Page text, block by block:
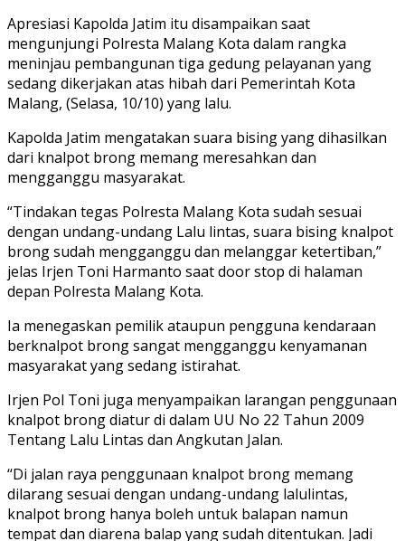
Apresiasi Kapolda Jatim itu disampaikan saat
mengunjungi Polresta Malang Kota dalam rangka
meninjau pembangunan tiga gedung pelayanan yang
sedang dikerjakan atas hibah dari Pemerintah Kota
Malang, (Selasa, 10/10) yang lalu.
Kapolda Jatim mengatakan suara bising yang dihasilkan
dari knalpot brong memang meresahkan dan
mengganggu masyarakat.
“Tindakan tegas Polresta Malang Kota sudah sesuai
dengan undang-undang Lalu lintas, suara bising knalpot
brong sudah mengganggu dan melanggar ketertiban,”
jelas Irjen Toni Harmanto saat door stop di halaman
depan Polresta Malang Kota.
Ia menegaskan pemilik ataupun pengguna kendaraan
berknalpot brong sangat mengganggu kenyamanan
masyarakat yang sedang istirahat.
Irjen Pol Toni juga menyampaikan larangan penggunaan
knalpot brong diatur di dalam UU No 22 Tahun 2009
Tentang Lalu Lintas dan Angkutan Jalan.
“Di jalan raya penggunaan knalpot brong memang
dilarang sesuai dengan undang-undang lalulintas,
knalpot brong hanya boleh untuk balapan namun
tempat dan diarena balap yang sudah ditentukan. Jadi